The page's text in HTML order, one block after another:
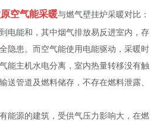
空气能采暖与燃气壁挂炉采暖对比：
电能和，其中烟气排放易反进室内，存
隐患。而空气能使用电能驱动，采暖时
能主机水电分离，室内热量转移没有触
送管道及燃料储存，不存在燃料泄露、
能源的建筑，受供气压力影响大，在燃